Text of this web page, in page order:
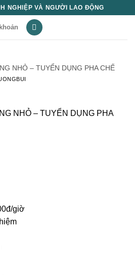
NGHIỆP VÀ NGƯỜI LAO ĐỘNG
NHỎ – TUYỂN DỤNG PHA CHẾ
NHỎ – TUYỂN DỤNG PHA
giờ